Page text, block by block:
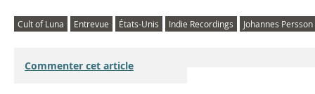
d
Cult of Luna Entrevue États-Unis Indie Recordings Johannes Persson
Commenter cet article